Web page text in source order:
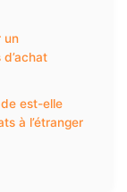
un
est-elle
à l’étranger